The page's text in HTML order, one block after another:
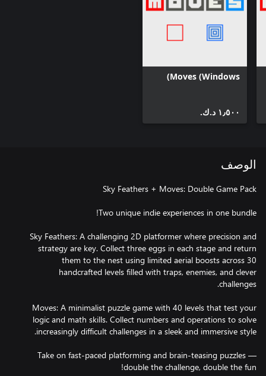
Moves (Windows)
١٫٥٠٠ د.ك.‏
الوصف
Sky Feathers: A challenging 2D platformer where precision and
strategy are key. Collect three eggs in each stage and return
them to the nest using limited aerial boosts across 30
handcrafted levels filled with traps, enemies, and clever
Moves: A minimalist puzzle game with 40 levels that test your
logic and math skills. Collect numbers and operations to solve
Take on fast-paced platforming and brain-teasing puzzles —
double the challenge, double the fun!